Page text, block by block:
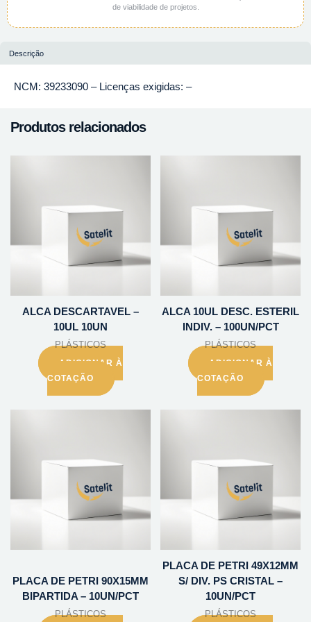
de viabilidade de projetos.
Descrição
NCM: 39233090 – Licenças exigidas: –
Produtos relacionados
ALCA DESCARTAVEL –
10UL 10UN
PLÁSTICOS
ADICIONAR À
COTAÇÃO
ALCA 10UL DESC. ESTERIL
INDIV. – 100UN/PCT
PLÁSTICOS
ADICIONAR À
COTAÇÃO
PLACA DE PETRI 90X15MM
BIPARTIDA – 10UN/PCT
PLÁSTICOS
PLACA DE PETRI 49X12MM
S/ DIV. PS CRISTAL –
10UN/PCT
PLÁSTICOS